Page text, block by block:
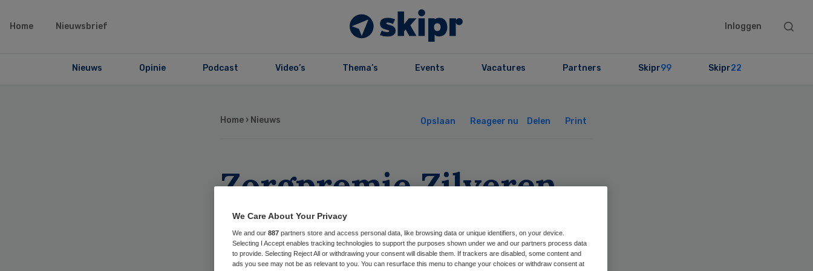
Home Nieuwsbrief Inloggen
Search
Nieuws Opinie Podcast Video’s Thema’s Events Vacatures Partners Skipr99 Skipr22
Home › Nieuws Opslaan Reageer nu Delen Print
Zorgpremie Zilveren
Kruis stijgt met 8 euro
We Care About Your Privacy
We and our 887 partners store and access personal data, like browsing data or unique identifiers, on your device.
Selecting I Accept enables tracking technologies to support the purposes shown under we and our partners process data
to provide. Selecting Reject All or withdrawing your consent will disable them. If trackers are disabled, some content and
ads you see may not be as relevant to you. You can resurface this menu to change your choices or withdraw consent at